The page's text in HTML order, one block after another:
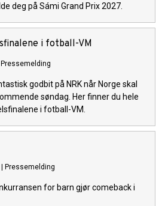
deg på Sámi Grand Prix 2027.
i fotball-VM
Pressemelding
godbit på NRK når Norge skal
søndag. Her finner du hele
i fotball-VM.
| Pressemelding
for barn gjør comeback i